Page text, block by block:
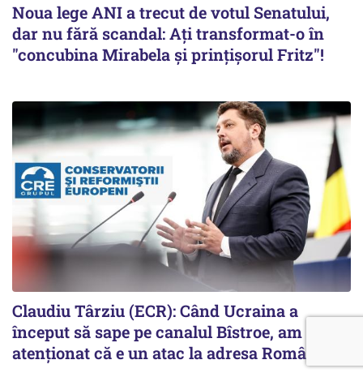
Noua lege ANI a trecut de votul Senatului,
dar nu fără scandal: Ați transformat-o în
"concubina Mirabela şi prinţişorul Fritz"!
Claudiu Târziu (ECR): Când Ucraina a
început să sape pe canalul Bîstroe, am
atenționat că e un atac la adresa României